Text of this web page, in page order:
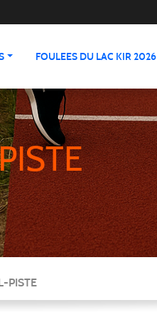
FOULEES DU LAC KIR 2026
PISTE